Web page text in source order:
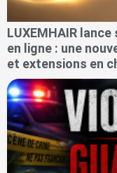
LUXEMHAIR
en ligne : une
et extensions en